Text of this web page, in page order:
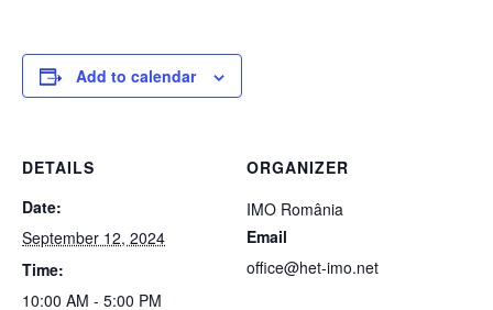
Add to calendar
DETAILS
Date:
September 12, 2024
Time:
10:00 AM - 5:00 PM
ORGANIZER
IMO România
Email
office@het-imo.net